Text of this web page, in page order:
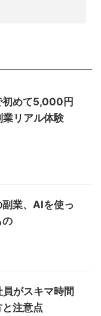
初めて5,000円
リアル体験
業、AIを使っ
の
がスキマ時間
注意点